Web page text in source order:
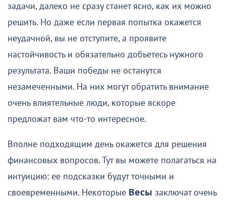
задачи, далеко не сразу станет ясно, как их можно
решить. Но даже если первая попытка окажется
неудачной, вы не отступите, а проявите
настойчивость и обязательно добьетесь нужного
результата. Ваши победы не останутся
незамеченными. На них могут обратить внимание
очень влиятельные люди, которые вскоре
предложат вам что-то интересное.
Вполне подходящим день окажется для решения
финансовых вопросов. Тут вы можете полагаться на
интуицию: ее подсказки будут точными и
своевременными. Некоторые Весы заключат очень